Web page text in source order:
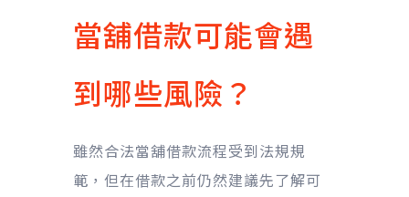
當舖借款可能會遇
到哪些風險？
雖然合法當舖借款流程受到法規規
範，但在借款之前仍然建議先了解可